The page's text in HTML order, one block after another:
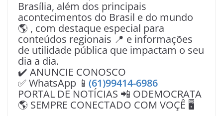
Brasília, além dos principais
acontecimentos do Brasil e do mundo
🌎 , com destaque especial para
conteúdos regionais 📍 e informações
de utilidade pública que impactam o seu
dia a dia.
✔️ ANUNCIE CONOSCO
✅ WhatsApp 📱 (61)99414-6986
PORTAL DE NOTÍCIAS 📲 ODEMOCRATA
🌎 SEMPRE CONECTADO COM VOÇÊ 🖥️